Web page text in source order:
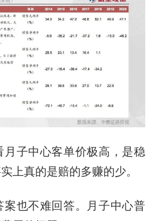
子中心客单价极高，是稳
上真的是赔的多赚的少。
也不难回答。月子中心普